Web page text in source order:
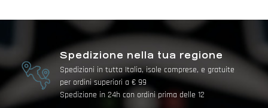
Spedizione nella tua regione
Spedizioni in tutta Italia, isole comprese, e gratuite
per ordini superiori a € 99
Spedizione in 24h con ordini prima delle 12